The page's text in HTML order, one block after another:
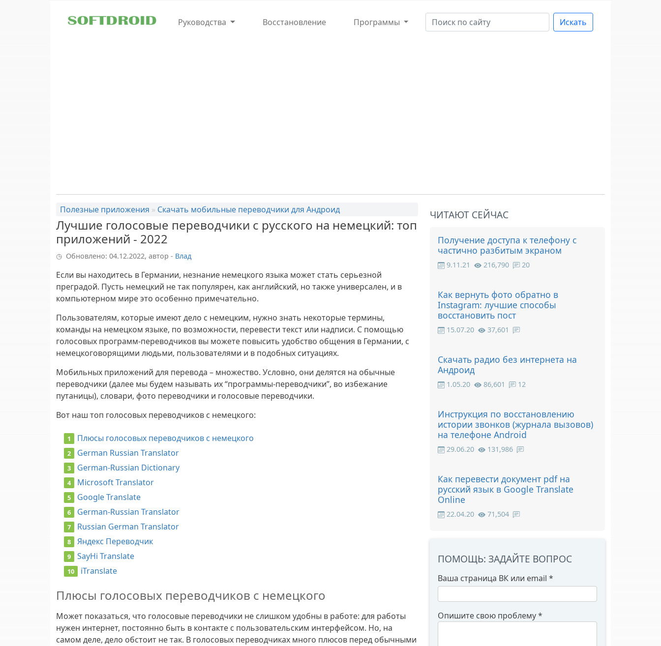
Руководства
Восстановление Программы Искать
Полезные приложения » Скачать мобильные переводчики для Андроид
Лучшие голосовые переводчики с русского на немецкий: топ
приложений - 2022
Обновлено: 04.12.2022, автор - Влад
Если вы находитесь в Германии, незнание немецкого языка может стать серьезной
преградой. Пусть немецкий не так популярен, как английский, но также универсален, и в
компьютерном мире это особенно примечательно.
Пользователям, которые имеют дело с немецким, нужно знать некоторые термины,
команды на немецком языке, по возможности, перевести текст или надписи. С помощью
голосовых программ-переводчиков вы можете повысить удобство общения в Германии, с
немецкоговорящими людьми, пользователями и в подобных ситуациях.
Мобильных приложений для перевода – множество. Условно, они делятся на обычные
переводчики (далее мы будем называть их “программы-переводчики”, во избежание
путаницы), словари, фото переводчики и голосовые переводчики.
Вот наш топ голосовых переводчиков с немецкого:
Плюсы голосовых переводчиков с немецкого
German Russian Translator
German-Russian Dictionary
Microsoft Translator
Google Translate
German-Russian Translator
Russian German Translator
Яндекс Переводчик
SayHi Translate
iTranslate
Плюсы голосовых переводчиков с немецкого
Может показаться, что голосовые переводчики не слишком удобны в работе: для работы
нужен интернет, постоянно быть в контакте с пользовательским интерфейсом. Но, на
самом деле, дело обстоит не так. В голосовых переводчиках много плюсов перед обычными
ЧИТАЮТ СЕЙЧАС
Получение доступа к телефону с
частично разбитым экраном
9.11.21 216,790 20
Как вернуть фото обратно в
Instagram: лучшие способы
восстановить пост
15.07.20 37,601
Скачать радио без интернета на
Андроид
1.05.20 86,601 12
Инструкция по восстановлению
истории звонков (журнала вызовов)
на телефоне Android
29.06.20 131,986
Как перевести документ pdf на
русский язык в Google Translate
Online
22.04.20 71,504
ПОМОЩЬ: ЗАДАЙТЕ ВОПРОС
Ваша страница ВК или email *
Опишите свою проблему*